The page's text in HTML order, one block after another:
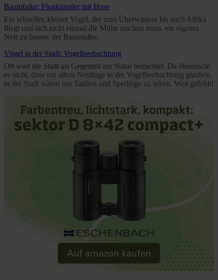
Further information on the procedures used and your
rights can be found in ourPrivacy Policy| Imprint
Baumfalke: Flugkünstler mit Hose
Ein schneller, kleiner Vogel, der zum Überwintern bis nach Afrika
fliegt und sich nicht einmal die Mühe machen muss, ein eigenes
Nest zu bauen: der Baumfalke.
Vögel in der Stadt: Vogelbeobachtung
Oft wird die Stadt als Gegenteil zur Natur betrachtet. Da überrascht
es nicht, dass vor allem Neulinge in der Vogelbeobachtung glauben,
in der Stadt wären nur Tauben und Sperlinge zu sehen. Weit gefehlt!